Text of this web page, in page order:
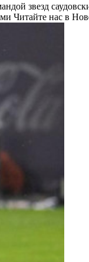
звезд
Читайте нас в